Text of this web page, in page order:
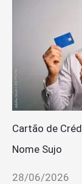
Cartão de
Nome Sujo
28/06/2026